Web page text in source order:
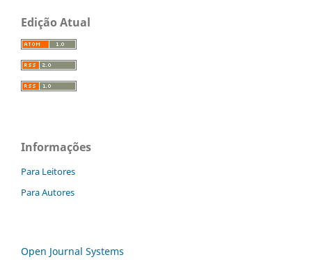
Edição Atual
Informações
Para Leitores
Para Autores
Open Journal Systems